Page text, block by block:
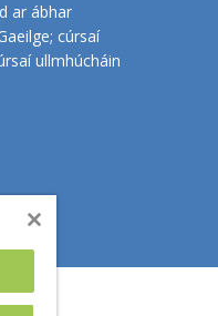
ar ábhar
cúrsaí
ullmhúcháin